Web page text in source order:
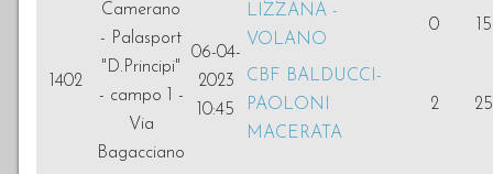
1402
Camerano
- Palasport
"D.Principi"
- campo 1 -
Via
Bagacciano
06-04-
2023
10:45
LIZZANA -
VOLANO
0 15
CBF BALDUCCI-
PAOLONI
MACERATA
2 25